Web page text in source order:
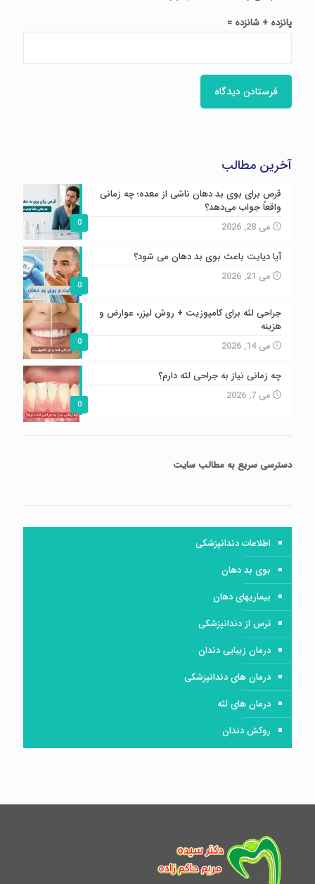
پانزده + شانزده =
آخرین مطالب
0
قرص برای بوی بد دهان ناشی از معده؛ چه زمانی
واقعاً جواب می‌دهد؟
می 28, 2026
0
آیا دیابت باعث بوی بد دهان می شود؟
می 21, 2026
0
جراحی لثه برای کامپوزیت + روش لیزر، عوارض و
هزینه
می 14, 2026
0
چه زمانی نیاز به جراحی لثه دارم؟
می 7, 2026
دسترسی سریعبه مطالب سایت
اطلاعات دندانپزشکی
بوی بد دهان
بیماریهای دهان
ترس از دندانپزشکی
درمان زیبایی دندان
درمان های دندانپزشکی
درمان های لثه
روکش دندان